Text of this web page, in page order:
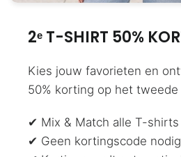
2ᵉ T-SHIRT 50%
Kies jouw favorieten en
50% korting op het
✔ Mix & Match alle T-shirts
✔ Geen kortingscode nodig